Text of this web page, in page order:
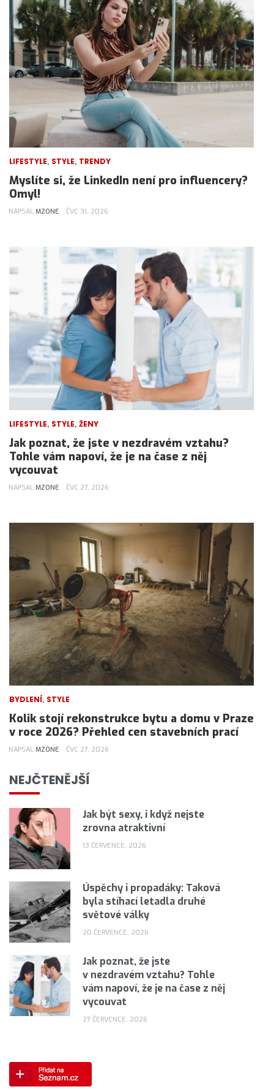
LIFESTYLE, STYLE, TRENDY
Myslíte si, že LinkedIn není pro influencery?
Omyl!
NAPSAL MZONE ČVC 31, 2026
LIFESTYLE, STYLE, ŽENY
Jak poznat, že jste v nezdravém vztahu?
Tohle vám napoví, že je na čase z něj
vycouvat
NAPSAL MZONE ČVC 27, 2026
BYDLENÍ, STYLE
Kolik stojí rekonstrukce bytu a domu v Praze
v roce 2026? Přehled cen stavebních prací
NAPSAL MZONE ČVC 27, 2026
NEJČTENĚJŠÍ
Jak být sexy, i když nejste
zrovna atraktivní
13 ČERVENCE, 2026
Úspěchy i propadáky: Taková
byla stíhací letadla druhé
světové války
20 ČERVENCE, 2026
Jak poznat, že jste
v nezdravém vztahu? Tohle
vám napoví, že je na čase z něj
vycouvat
27 ČERVENCE, 2026